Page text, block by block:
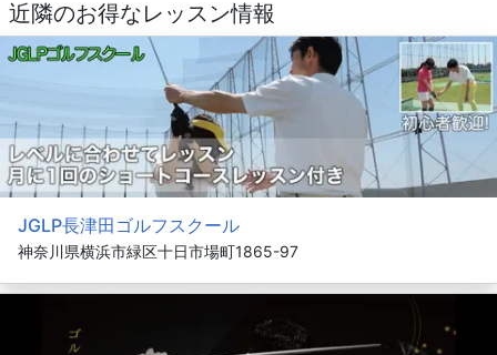
近隣のお得なレッスン情報
JGLP長津田ゴルフスクール
神奈川県横浜市緑区十日市場町1865-97